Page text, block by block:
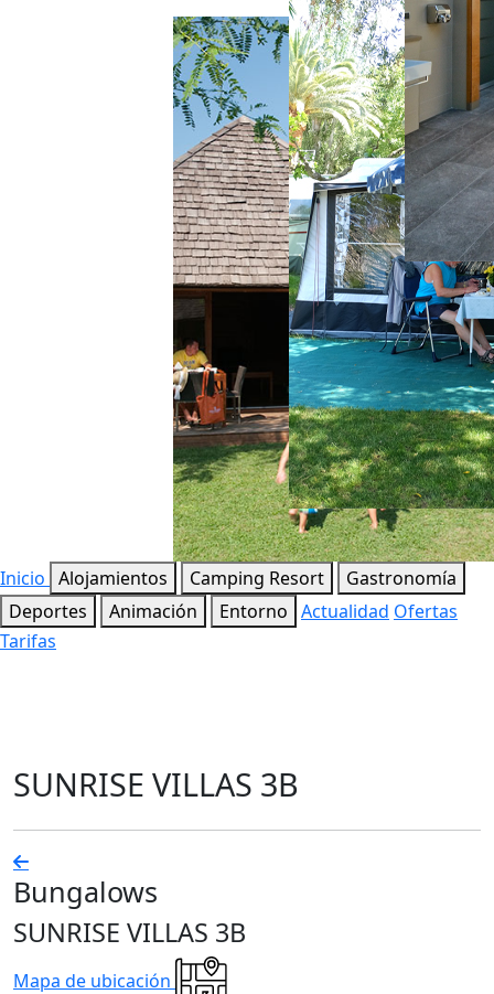
Inicio Alojamientos Camping Resort
Gastronomía
Deportes
Animación Entorno Actualidad Ofertas
Tarifas
SUNRISE VILLAS 3B
Bungalows
SUNRISE VILLAS 3B
Mapa de ubicación